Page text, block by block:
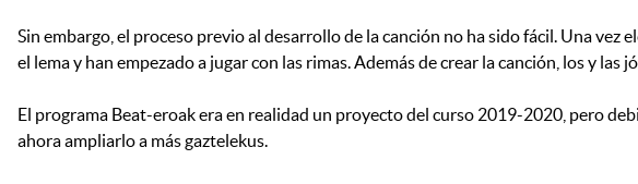
Sin embargo, el proceso previo al desarrollo de la canción no ha sido fácil. Una
el lema y han empezado a jugar con las rimas. Además de crear la canción, los y las
El programa Beat-eroak era en realidad un proyecto del curso 2019-2020, pero
ahora ampliarlo a más gaztelekus.